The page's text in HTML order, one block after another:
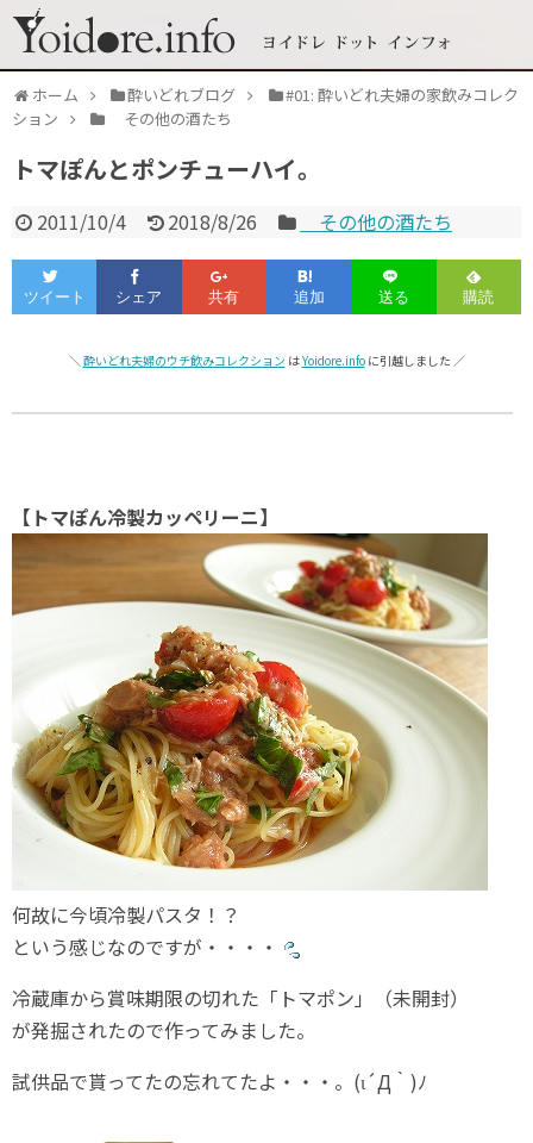
ホーム 酔いどれブログ
#01: 酔いどれ夫婦の家飲みコレク
ション
その他の酒たち
トマぽんとポンチューハイ。
2011/10/4 2018/8/26 その他の酒たち
＼ 酔いどれ夫婦のウチ飲みコレクション はYoidore.infoに引越しました ／
【トマぽん冷製カッペリーニ】
何故に今頃冷製パスタ！？
という感じなのですが・・・・
冷蔵庫から賞味期限の切れた「トマポン」（未開封）
が発掘されたので作ってみました。
試供品で貰ってたの忘れてたよ・・・。(ι´Д｀)ﾉ